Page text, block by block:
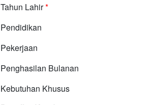
Tahun Lahir*
Pendidikan
Pekerjaan
Penghasilan Bulanan
Kebutuhan Khusus